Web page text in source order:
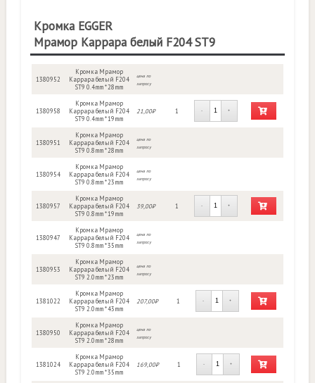
Кромка EGGER
Мрамор Каррара белый F204 ST9
1380952
Кромка Мрамор
Каррара белый F204
ST9 0.4mm * 28mm
цена по
запросу
1380958
Кромка Мрамор
Каррара белый F204
ST9 0.4mm * 19mm
21,00₽ 1 - +
1380951
Кромка Мрамор
Каррара белый F204
ST9 0.8mm * 28mm
цена по
запросу
1380954
Кромка Мрамор
Каррара белый F204
ST9 0.8mm * 23mm
цена по
запросу
1380957
Кромка Мрамор
Каррара белый F204
ST9 0.8mm * 19mm
39,00₽ 1 - +
1380947
Кромка Мрамор
Каррара белый F204
ST9 0.8mm * 35mm
цена по
запросу
1380953
Кромка Мрамор
Каррара белый F204
ST9 2.0mm * 23mm
цена по
запросу
1381022
Кромка Мрамор
Каррара белый F204
ST9 2.0mm * 43mm
207,00₽ 1 - +
1380950
Кромка Мрамор
Каррара белый F204
ST9 2.0mm * 28mm
цена по
запросу
1381024
Кромка Мрамор
Каррара белый F204
ST9 2.0mm * 35mm
169,00₽ 1 - +